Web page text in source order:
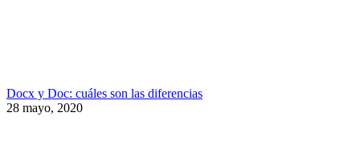
Docx y Doc: cuáles son las diferencias
28 mayo, 2020